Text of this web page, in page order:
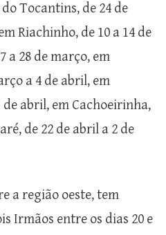
Tocantins, de 24 de
Riachinho, de 10 a 14 de
a 28 de março, em
a 4 de abril, em
abril, em Cachoeirinha,
de 22 de abril a 2 de
a região oeste, tem
Irmãos entre os dias 20 e